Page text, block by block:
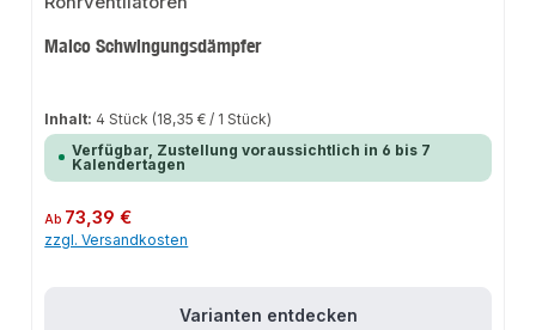
Maico Schwingungsdämpfer
Inhalt: 4 Stück (18,35 € / 1 Stück)
Verfügbar, Zustellung voraussichtlich in 6 bis 7
Kalendertagen
Regulärer Preis:
Ab 73,39 €
zzgl. Versandkosten
Varianten entdecken